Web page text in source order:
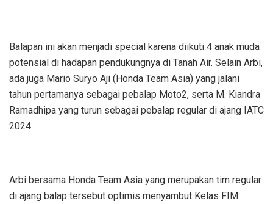
Balapan ini akan menjadi special karena diikuti 4 anak muda
potensial di hadapan pendukungnya di Tanah Air. Selain Arbi,
ada juga Mario Suryo Aji (Honda Team Asia) yang jalani
tahun pertamanya sebagai pebalap Moto2, serta M. Kiandra
Ramadhipa yang turun sebagai pebalap regular di ajang IATC
2024.
Arbi bersama Honda Team Asia yang merupakan tim regular
di ajang balap tersebut optimis menyambut Kelas FIM